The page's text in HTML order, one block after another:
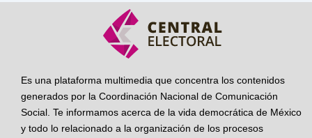
Es una plataforma multimedia que concentra los contenidos
generados por la Coordinación Nacional de Comunicación
Social. Te informamos acerca de la vida democrática de México
y todo lo relacionado a la organización de los procesos